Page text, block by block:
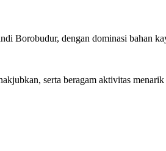
Borobudur, dengan dominasi bahan
serta beragam aktivitas